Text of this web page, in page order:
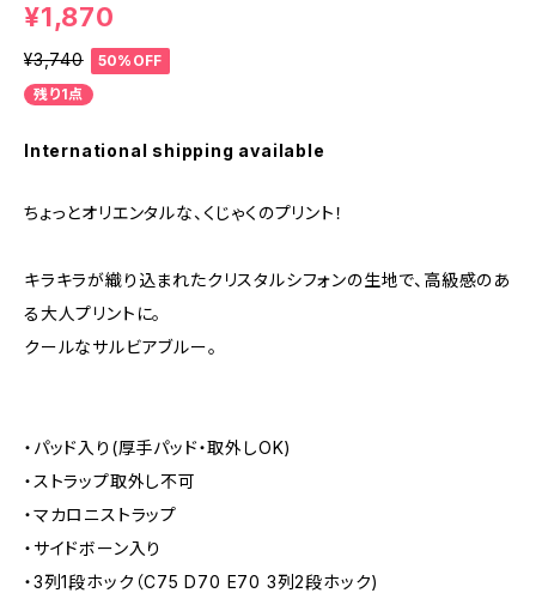
¥1,870
¥3,740
50%OFF
残り1点
International shipping available
ちょっとオリエンタルな、くじゃくのプリント！
キラキラが織り込まれたクリスタルシフォンの生地で、高級感のあ
る大人プリントに。
クールなサルビアブルー。
・パッド入り(厚手パッド・取外しOK)
・ストラップ取外し不可
・マカロニストラップ
・サイドボーン入り
・3列1段ホック（C75 D70 E70 3列2段ホック)